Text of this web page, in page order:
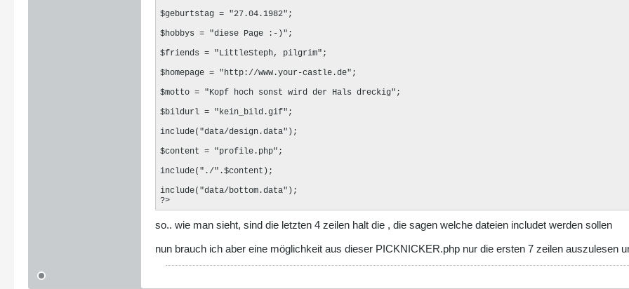
$geburtstag = "27.04.1982";
$hobbys = "diese Page :-)";
$friends = "LittleSteph, pilgrim";
$homepage = "http://www.your-castle.de";
$motto = "Kopf hoch sonst wird der Hals dreckig";
$bildurl = "kein_bild.gif";
include("data/design.data");
$content = "profile.php";
include("./".$content);
include("data/bottom.data");
?>
so.. wie man sieht, sind die letzten 4 zeilen halt die , die sagen welche dateien includet werden sollen
nun brauch ich aber eine möglichkeit aus dieser PICKNICKER.php nur die ersten 7 zeilen auszulesen